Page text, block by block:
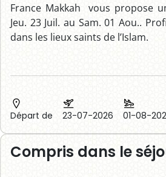
France Makkah vous propose
Jeu. 23 Juil. au Sam. 01 Aou..
dans les lieux saints de l’Islam.
Départ de 23-07-2026 01-08-
Compris dans le